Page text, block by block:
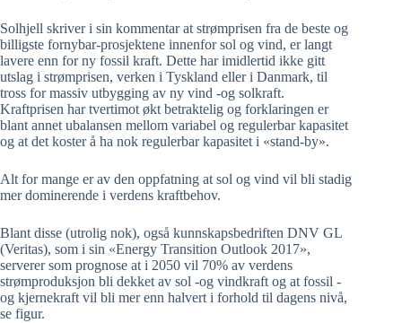
Solhjell skriver i sin kommentar at strømprisen fra de beste og
billigste fornybar-prosjektene innenfor sol og vind, er langt
lavere enn for ny fossil kraft. Dette har imidlertid ikke gitt
utslag i strømprisen, verken i Tyskland eller i Danmark, til
tross for massiv utbygging av ny vind -og solkraft.
Kraftprisen har tvertimot økt betraktelig og forklaringen er
blant annet ubalansen mellom variabel og regulerbar kapasitet
og at det koster å ha nok regulerbar kapasitet i «stand-by».
Alt for mange er av den oppfatning at sol og vind vil bli stadig
mer dominerende i verdens kraftbehov.
Blant disse (utrolig nok), også kunnskapsbedriften DNV GL
(Veritas), som i sin «Energy Transition Outlook 2017»,
serverer som prognose at i 2050 vil 70% av verdens
strømproduksjon bli dekket av sol -og vindkraft og at fossil -
og kjernekraft vil bli mer enn halvert i forhold til dagens nivå,
se figur.